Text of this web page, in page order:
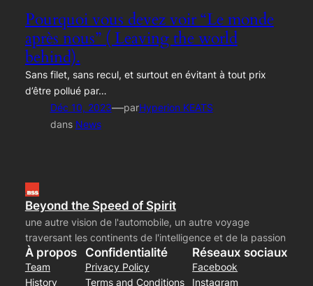
Pourquoi vous devez voir “Le monde
après nous” ( Leaving the world
behind).
Sans filet, sans recul, et surtout en évitant à tout prix
d’être pollué par…
Déc 10, 2023—parHyperion KEATS
dans News
Beyond the Speed of Spirit
une autre vision de l'automobile, un autre voyage
traversant les continents de l'intelligence et de la passion
À propos
Team
History
Confidentialité
Privacy Policy
Terms and Conditions
Réseaux sociaux
Facebook
Instagram